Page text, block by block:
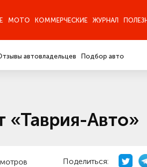
МОТО КОММЕРЧЕСКИЕ ЖУРНАЛ
автовладельцев Подбор авто
«Таврия-Авто»
Поделиться: